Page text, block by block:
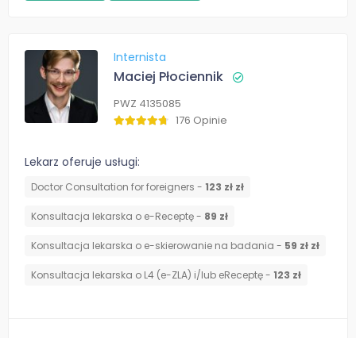
Internista
Maciej Płociennik
PWZ 4135085
176 Opinie
Lekarz oferuje usługi:
Doctor Consultation for foreigners - 123 zł zł
Konsultacja lekarska o e-Receptę - 89 zł
Konsultacja lekarska o e-skierowanie na badania - 59 zł zł
Konsultacja lekarska o L4 (e-ZLA) i/lub eReceptę - 123 zł